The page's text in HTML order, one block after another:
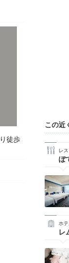
徒歩
この近
レ
ぼ
ホ
レ